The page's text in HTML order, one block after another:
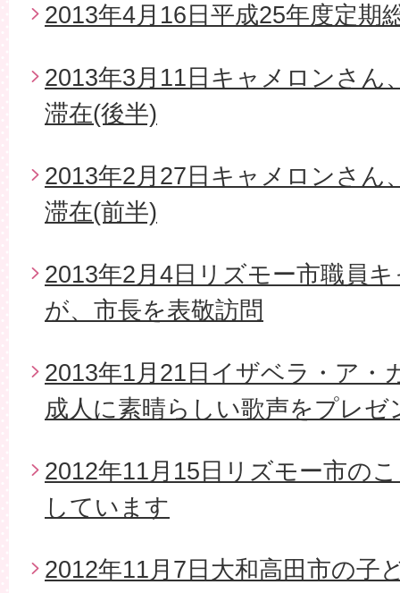
2013年4月16日平成25年度定期
2013年3月11日キャメロンさん
滞在(後半)
2013年2月27日キャメロンさん
滞在(前半)
2013年2月4日リズモー市職員
が、市長を表敬訪問
2013年1月21日イザベラ・ア・
成人に素晴らしい歌声をプレ
2012年11月15日リズモー市の
しています
2012年11月7日大和高田市の子